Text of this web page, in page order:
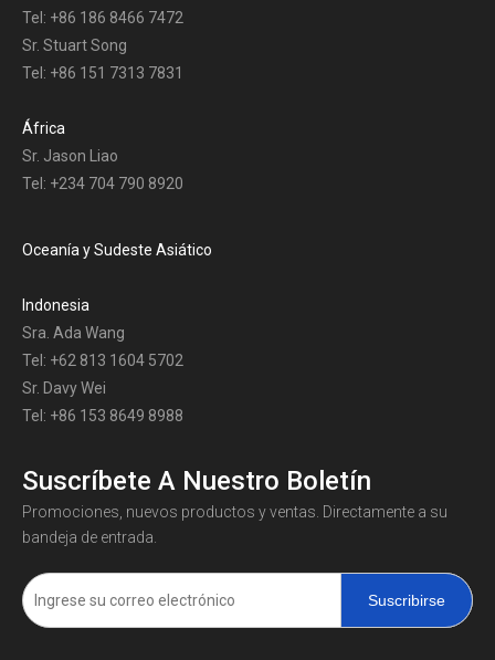
Tel: +86 186 8466 7472
Sr. Stuart Song
Tel: +86 151 7313 7831
África
Sr. Jason Liao
Tel: +234 704 790 8920
Oceanía y Sudeste Asiático
Indonesia
Sra. Ada Wang
Tel: +62 813 1604 5702
Sr. Davy Wei
Tel: +86 153 8649 8988
Suscríbete A Nuestro Boletín
Promociones, nuevos productos y ventas. Directamente a su
bandeja de entrada.
Suscribirse